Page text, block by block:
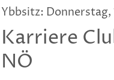
Ybbsitz:
Karriere
NÖ